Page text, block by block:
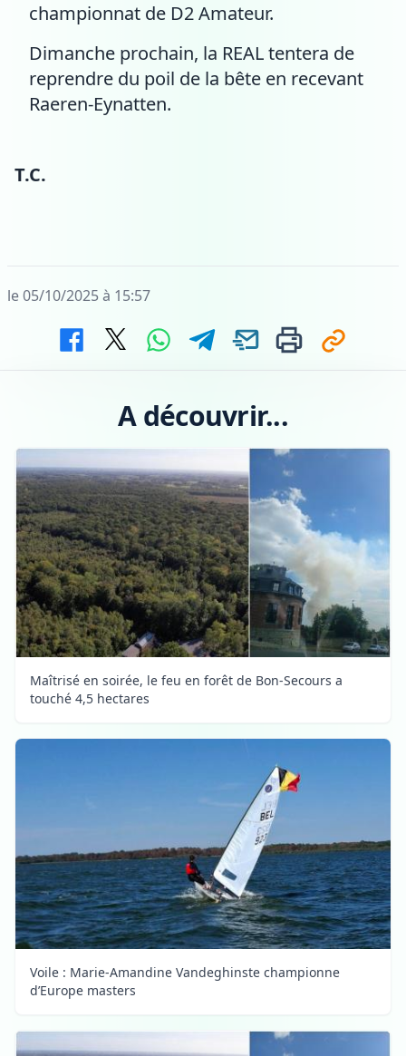
championnat de D2 Amateur.
Dimanche prochain, la REAL tentera de
reprendre du poil de la bête en recevant
Raeren-Eynatten.
T.C.
le 05/10/2025 à 15:57
A découvrir...
Maîtrisé en soirée, le feu en forêt de Bon-Secours a
touché 4,5 hectares
Voile : Marie-Amandine Vandeghinste championne
d’Europe masters